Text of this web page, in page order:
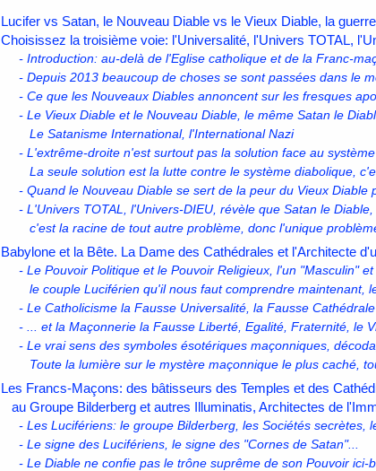
Lucifer vs Satan, le Nouveau Diable vs le Vieux Diable, la
Choisissez la troisième voie: l'Universalité, l'Univers TOTAL,
- Introduction: au-delà de l'Eglise catholique et de la Franc-
- Depuis 2013 beaucoup de choses se sont passées dans le
- Ce que les Nouveaux Diables annoncent sur les fresques
- Le Vieux Diable et le Nouveau Diable, le même Satan le
Le Satanisme International, l'International Nazi
- L'extrême-droite n'est surtout pas la solution face au
La seule solution est la lutte contre le système diabolique,
- Quand le Nouveau Diable se sert de la peur du Vieux
- L'Univers TOTAL, l'Univers-DIEU, révèle que Satan le
c'est la racine de tout autre problème, donc l'unique
Babylone et la Bête. La Dame des Cathédrales et l'Architecte
- Le Pouvoir Politique et le Pouvoir Religieux, l'un "Masculin"
le couple Luciférien qu'il nous faut comprendre maintenant,
- Le Catholicisme la Fausse Universalité, la Fausse Cathédrale
- ... et la Maçonnerie la Fausse Liberté, Egalité, Fraternité, le
- Le vrai sens des symboles ésotériques maçonniques,
Toute la lumière sur le mystère maçonnique le plus caché,
Les Francs-Maçons: des bâtisseurs des Temples et des
au Groupe Bilderberg et autres Illuminatis, Architectes de
- Les Lucifériens: le groupe Bilderberg, les Sociétés secrètes,
- Le signe des Lucifériens, le signe des "Cornes de Satan"...
- Le Diable ne confie pas le trône suprême de son Pouvoir